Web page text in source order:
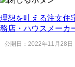
理想を叶える注文住
務店・ハウスメーカ
公開日： 2022年11月28日